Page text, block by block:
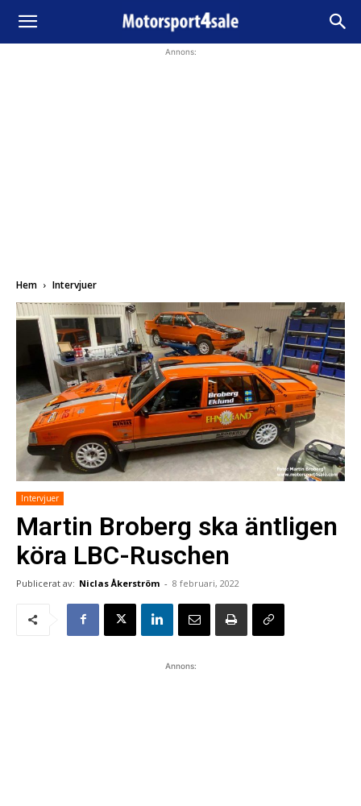
Annons:
Hem Intervjuer
Intervjuer
Martin Broberg ska äntligen
köra LBC-Ruschen
Publicerat av: Niclas Åkerström - 8 februari, 2022
Annons: